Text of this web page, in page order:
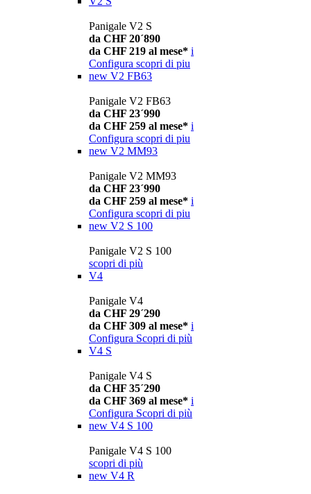
Panigale V2 S
da CHF 20´890
da CHF 219 al mese* i
Configura scopri di piu
new V2 FB63
Panigale V2 FB63
da CHF 23´990
da CHF 259 al mese* i
Configura scopri di piu
new V2 MM93
Panigale V2 MM93
da CHF 23´990
da CHF 259 al mese* i
Configura scopri di piu
new V2 S 100
Panigale V2 S 100
scopri di più
V4
Panigale V4
da CHF 29´290
da CHF 309 al mese* i
Configura Scopri di più
V4 S
Panigale V4 S
da CHF 35´290
da CHF 369 al mese* i
Configura Scopri di più
new V4 S 100
Panigale V4 S 100
scopri di più
new V4 R